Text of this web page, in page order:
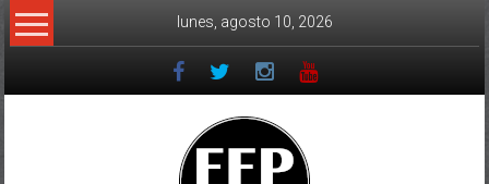
Saltar
al
lunes, agosto 10, 2026